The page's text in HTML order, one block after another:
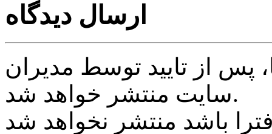
ارسال دیدگاه
از تایید توسط مدیران
سایت منتشر خواهد شد.